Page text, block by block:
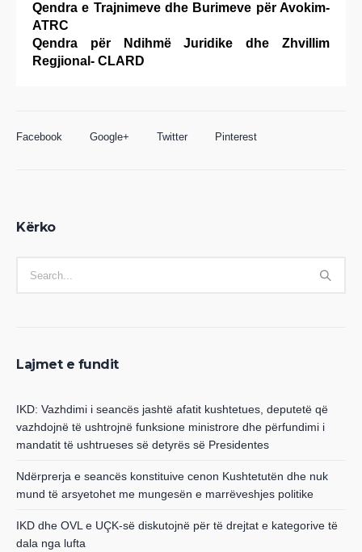
Qendra e Trajnimeve dhe Burimeve për Avokim-
ATRC
Qendra për Ndihmë Juridike dhe Zhvillim
Regjional- CLARD
Facebook Google+ Twitter Pinterest
Kërko
Lajmet e fundit
IKD: Vazhdimi i seancës jashtë afatit kushtetues, deputetë që
vazhdojnë të ushtrojnë funksione ministrore dhe përfundimi i
mandatit të ushtrueses së detyrës së Presidentes
Ndërprerja e seancës konstituive cenon Kushtetutën dhe nuk
mund të arsyetohet me mungesën e marrëveshjes politike
IKD dhe OVL e UÇK-së diskutojnë për të drejtat e kategorive të
dala nga lufta